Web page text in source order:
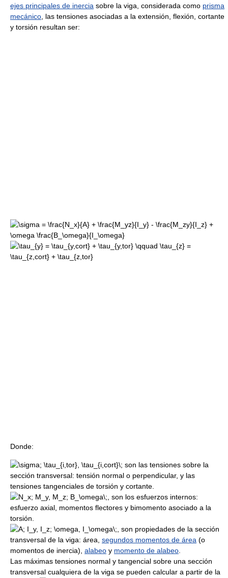
ejes principales de inercia sobre la viga, considerada como prisma
mecánico , las tensiones asociadas a la extensión, flexión, cortante
y torsión resultan ser:
Donde:
son las tensiones sobre la
sección transversal: tensión normal o perpendicular, y las
tensiones tangenciales de torsión y cortante.
, son los esfuerzos internos:
esfuerzo axial, momentos flectores y bimomento asociado a la
torsión.
, son propiedades de la sección
transversal de la viga: área, segundos momentos de área (o
momentos de inercia), alabeo y momento de alabeo
Las máximas tensiones normal y tangencial sobre una sección
transversal cualquiera de la viga se pueden calcular a partir de la